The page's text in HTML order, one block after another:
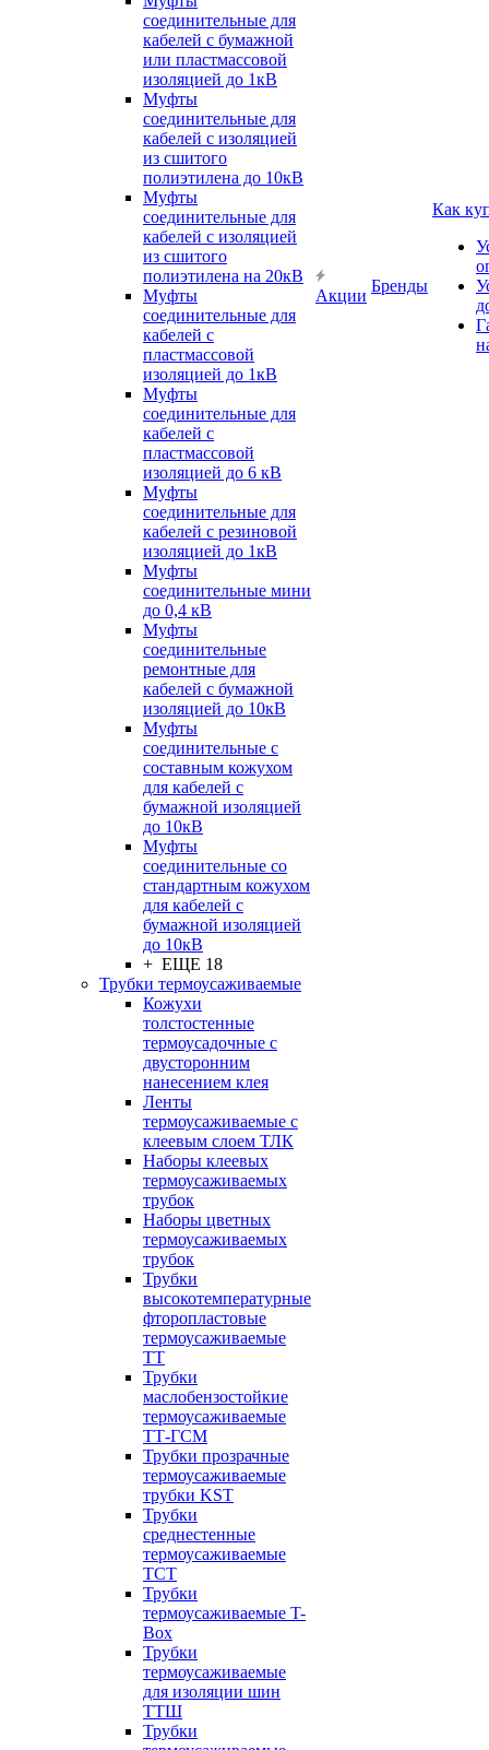
соединительные для
кабелей с бумажной
или пластмассовой
изоляцией до 1кВ
Муфты
соединительные для
кабелей с изоляцией
из сшитого
полиэтилена до 10кВ
Муфты
соединительные для
кабелей с изоляцией
из сшитого
полиэтилена на 20кВ
Муфты
соединительные для
кабелей с
пластмассовой
изоляцией до 1кВ
Муфты
соединительные для
кабелей с
пластмассовой
изоляцией до 6 кВ
Муфты
соединительные для
кабелей с резиновой
изоляцией до 1кВ
Муфты
соединительные мини
до 0,4 кВ
Муфты
соединительные
ремонтные для
кабелей с бумажной
изоляцией до 10кВ
Муфты
соединительные с
составным кожухом
для кабелей с
бумажной изоляцией
до 10кВ
Муфты
соединительные со
стандартным кожухом
для кабелей с
бумажной изоляцией
до 10кВ
+ ЕЩЕ 18
Трубки термоусаживаемые
Кожухи
толстостенные
термоусадочные с
двусторонним
нанесением клея
Ленты
термоусаживаемые с
клеевым слоем ТЛК
Наборы клеевых
термоусаживаемых
трубок
Наборы цветных
термоусаживаемых
трубок
Трубки
высокотемпературные
фторопластовые
термоусаживаемые
ТТ
Трубки
маслобензостойкие
термоусаживаемые
ТТ-ГСМ
Трубки прозрачные
термоусаживаемые
трубки KST
Трубки
среднестенные
термоусаживаемые
ТСТ
Трубки
термоусаживаемые T-
Box
Трубки
термоусаживаемые
для изоляции шин
ТТШ
Трубки
Акции
Бренды
Как